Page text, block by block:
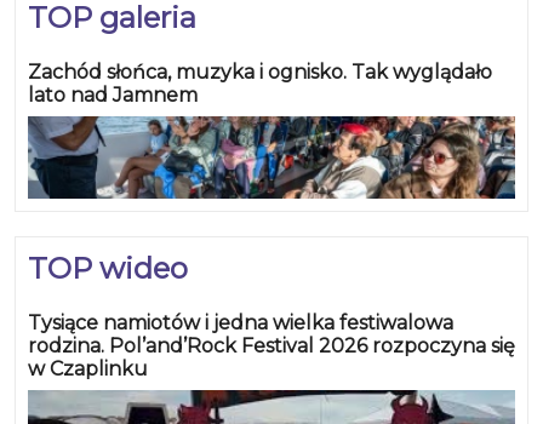
TOP galeria
Zachód słońca, muzyka i ognisko. Tak wyglądało
lato nad Jamnem
TOP wideo
Tysiące namiotów i jedna wielka festiwalowa
rodzina. Pol’and’Rock Festival 2026 rozpoczyna się
w Czaplinku